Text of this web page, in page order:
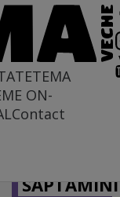
TEMA
ON-
Contact